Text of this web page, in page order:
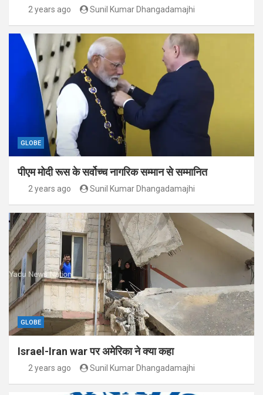
2 years ago Sunil Kumar Dhangadamajhi
GLOBE
पीएम मोदी रूस के सर्वोच्च नागरिक सम्मान से सम्मानित
2 years ago Sunil Kumar Dhangadamajhi
GLOBE
Israel-Iran war पर अमेरिका ने क्या कहा
2 years ago Sunil Kumar Dhangadamajhi